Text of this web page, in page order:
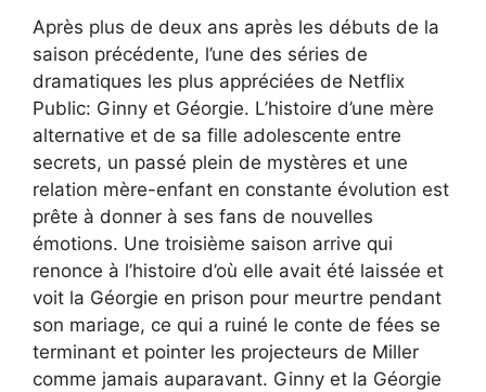
Après plus de deux ans après les débuts de la
saison précédente, l’une des séries de
dramatiques les plus appréciées de Netflix
Public: Ginny et Géorgie. L’histoire d’une mère
alternative et de sa fille adolescente entre
secrets, un passé plein de mystères et une
relation mère-enfant en constante évolution est
prête à donner à ses fans de nouvelles
émotions. Une troisième saison arrive qui
renonce à l’histoire d’où elle avait été laissée et
voit la Géorgie en prison pour meurtre pendant
son mariage, ce qui a ruiné le conte de fées se
terminant et pointer les projecteurs de Miller
comme jamais auparavant. Ginny et la Géorgie